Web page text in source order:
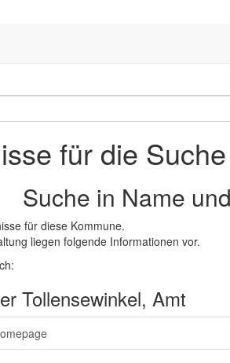
für die
Suche in Name
für diese Kommune.
liegen folgende Informationen vor.
Tollensewinkel, Amt